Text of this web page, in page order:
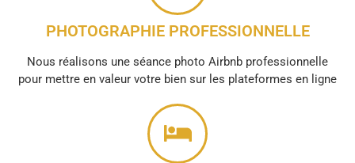
PHOTOGRAPHIE PROFESSIONNELLE
Nous réalisons une séance photo Airbnb professionnelle
pour mettre en valeur votre bien sur les plateformes en ligne